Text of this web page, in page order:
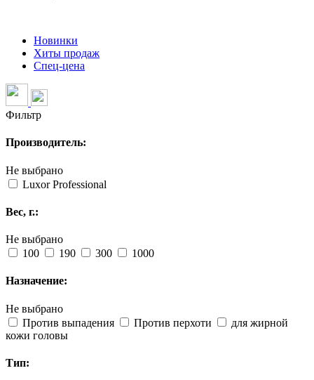
Новинки
Хиты продаж
Спец-цена
Фильтр
Производитель:
Не выбрано
Luxor Professional
Вес, г.:
Не выбрано
100
190 300 1000
Назначение:
Не выбрано
Против выпадения
Против перхоти
для жирной
кожи головы
Тип: